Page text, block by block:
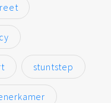
stuntstep